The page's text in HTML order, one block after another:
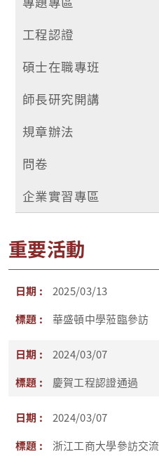
工程認證
碩士在職專班
師長研究開講
規章辦法
問卷
企業實習專區
重要活動
2025/03/13
華盛頓中學蒞臨參訪
2024/03/07
慶賀工程認證通過
2024/03/07
浙江工商大學參訪交流